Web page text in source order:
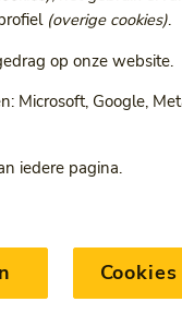
(overige cookies).
op onze website.
Microsoft, Google,
iedere pagina.